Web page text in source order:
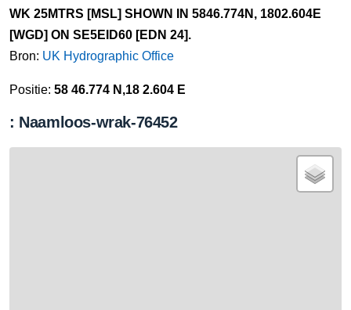
WK 25MTRS [MSL] SHOWN IN 5846.774N, 1802.604E
[WGD] ON SE5EID60 [EDN 24].
Bron: UK Hydrographic Office
Positie: 58 46.774 N,18 2.604 E
: Naamloos-wrak-76452